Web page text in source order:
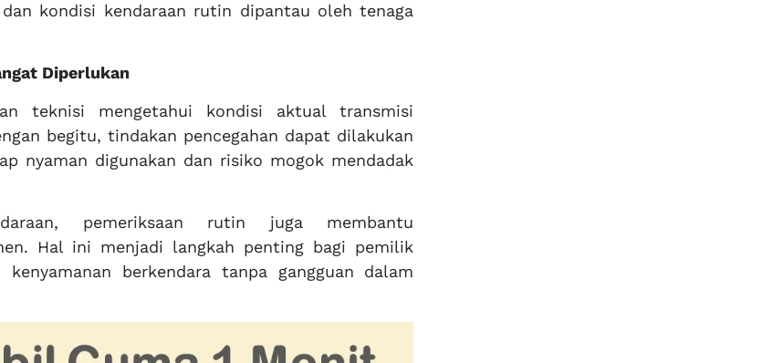
kondisi kendaraan rutin dipantau oleh tenaga
Diperlukan
teknisi mengetahui kondisi aktual transmisi
begitu, tindakan pencegahan dapat dilakukan
nyaman digunakan dan risiko mogok mendadak
pemeriksaan rutin juga membantu
Hal ini menjadi langkah penting bagi pemilik
berkendara tanpa gangguan dalam